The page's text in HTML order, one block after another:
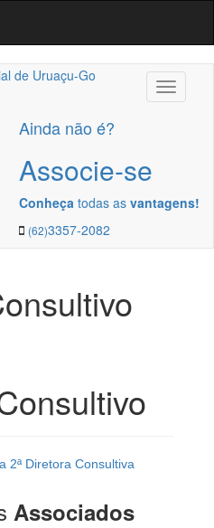
Ainda não é?
Associe-se
Conheça todas as vantagens!
(62)3357-2082
2ª Diretora Consultiva
Associados